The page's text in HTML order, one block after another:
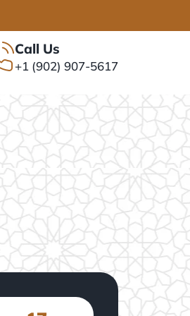
Call Us
+1 (902) 907-5617